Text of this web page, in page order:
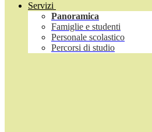
Servizi
Panoramica
Famiglie e studenti
Personale scolastico
Percorsi di studio